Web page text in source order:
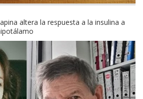
altera la respuesta a la insulina a